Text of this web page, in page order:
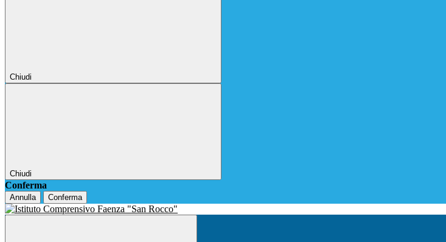
Chiudi
Chiudi
Conferma
Annulla Conferma